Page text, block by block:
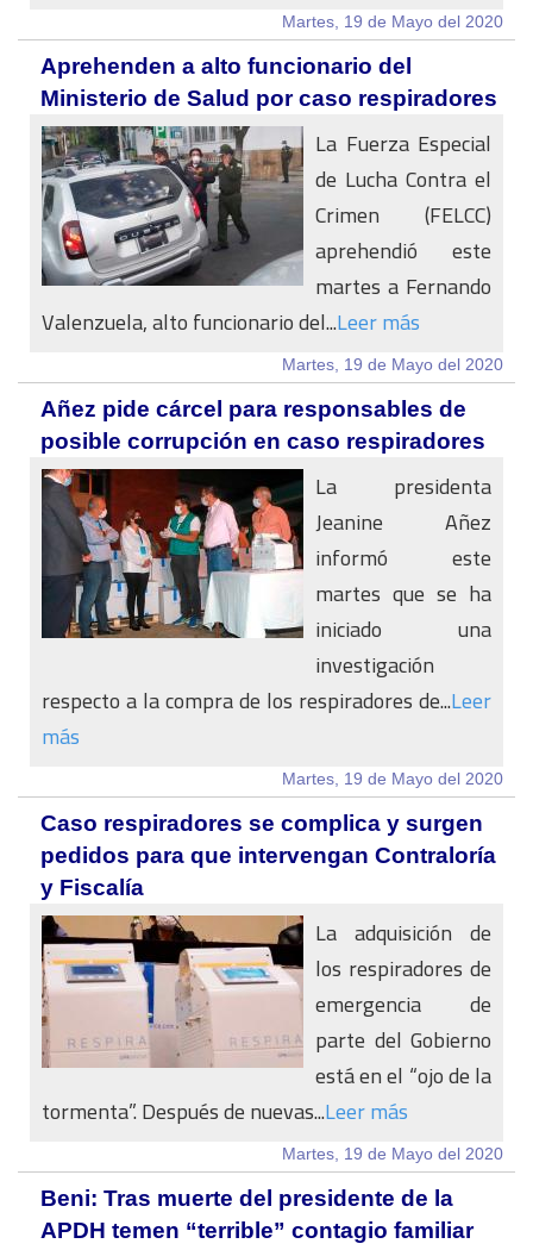
Martes, 19 de Mayo del 2020
Aprehenden a alto funcionario del
Ministerio de Salud por caso respiradores
La Fuerza Especial
de Lucha Contra el
Crimen (FELCC)
aprehendió este
martes a Fernando
Valenzuela, alto funcionario del...Leer más
Martes, 19 de Mayo del 2020
Añez pide cárcel para responsables de
posible corrupción en caso respiradores
La presidenta
Jeanine Añez
informó este
martes que se ha
iniciado una
investigación
respecto a la compra de los respiradores de...Leer
más
Martes, 19 de Mayo del 2020
Caso respiradores se complica y surgen
pedidos para que intervengan Contraloría
y Fiscalía
La adquisición de
los respiradores de
emergencia de
parte del Gobierno
está en el “ojo de la
tormenta”. Después de nuevas...Leer más
Martes, 19 de Mayo del 2020
Beni: Tras muerte del presidente de la
APDH temen “terrible” contagio familiar